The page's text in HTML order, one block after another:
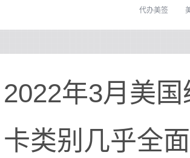
代办美签
2022年3月美
卡类别几乎全